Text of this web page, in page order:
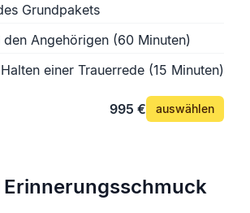
Grundpakets
Angehörigen (60 Minuten)
einer Trauerrede (15 Minuten)
995 € auswählen